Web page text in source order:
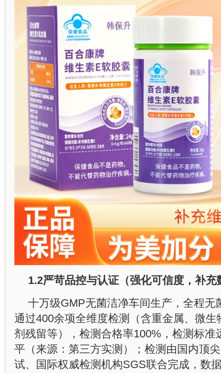
1.2严苛品控与认证（强化可信度，补充
十万级GMP无菌洁净车间生产，全程无
通过400余项全维度检测（含重金属、微
剂残留等），检测合格率100%，检测标准
平（来源：第三方实测）；检测由国内顶
试、国际权威检测机构SGS联合完成，数